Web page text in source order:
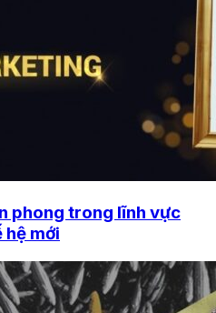
phong trong lĩnh vực
hệ mới